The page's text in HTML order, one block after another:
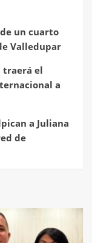
un cuarto
Valledupar
traerá el
a
a Juliana
de